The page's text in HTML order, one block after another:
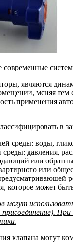
современные
являются
меняя
применения
в
среды: воды,
среды: давления,
или
или
которое может
могут
присоединение).
клапана могут